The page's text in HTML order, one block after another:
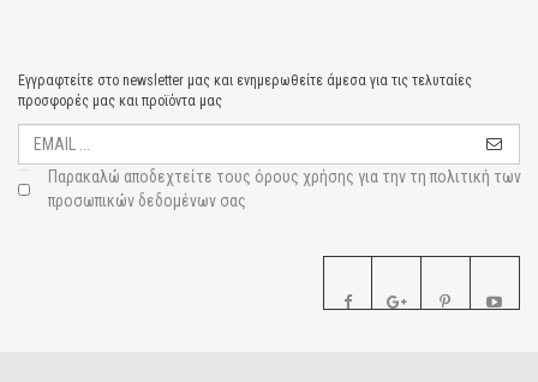
Εγγραφτείτε στο newsletter μας και ενημερωθείτε άμεσα για τις τελυταίες
προσφορές μας και προϊόντα μας
Παρακαλώ αποδεχτείτε τους όρους χρήσης για την τη πολιτική των
προσωπικών δεδομένων σας